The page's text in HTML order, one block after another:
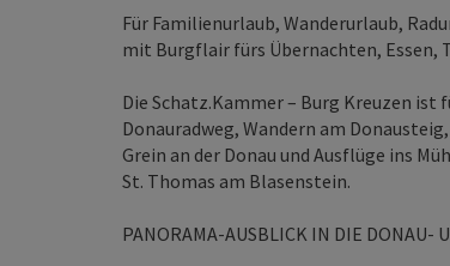
Für Familienurlaub, Wanderurlaub,
mit Burgflair fürs Übernachten, Essen,
Die Schatz.Kammer – Burg Kreuzen ist
Donauradweg, Wandern am
Grein an der Donau und Ausflüge ins
St. Thomas am Blasenstein.
PANORAMA-AUSBLICK IN DIE DONAU-